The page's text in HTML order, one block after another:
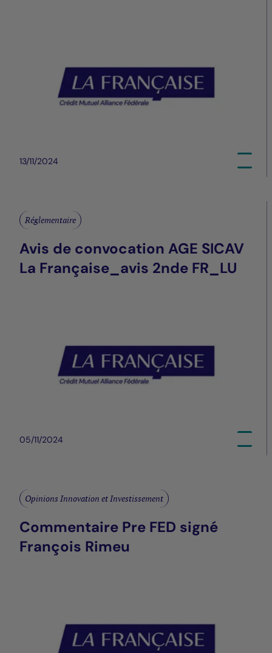
13/11/2024
Réglementaire
Avis de convocation AGE SICAV
La Française_avis 2nde FR_LU
05/11/2024
Opinions Innovation et Investissement
Commentaire Pre FED signé
François Rimeu